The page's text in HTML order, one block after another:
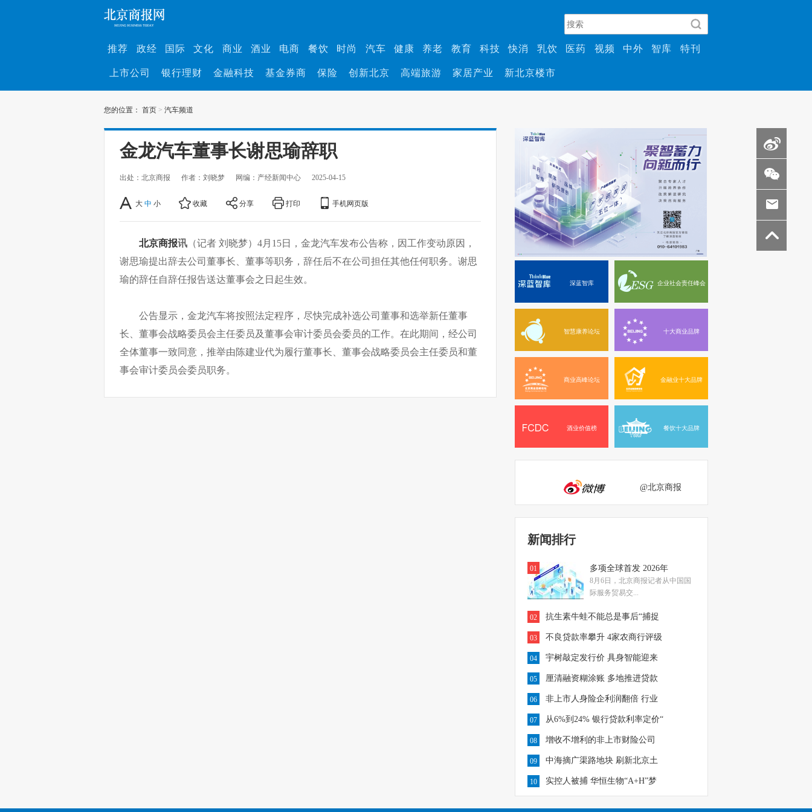
推荐 政经 国际 文化 商业 酒业 电商 餐饮 时尚 汽车 健康 养老 教育 科技 快消 乳饮 医药 视频 中外 智库 特刊
上市公司 银行理财 金融科技 基金券商 保险 创新北京 高端旅游 家居产业 新北京楼市
您的位置： 首页 > 汽车频道
金龙汽车董事长谢思瑜辞职
出处：北京商报 作者：刘晓梦 网编：产经新闻中心 2025-04-15
大 中 小 收藏 分享 打印 手机网页版
北京商报讯 （记者 刘晓梦）4月15日，金龙汽车发布公告称，因工作变动原因，
谢思瑜提出辞去公司董事长、董事等职务，辞任后不在公司担任其他任何职务。谢思
瑜的辞任自辞任报告送达董事会之日起生效。
公告显示，金龙汽车将按照法定程序，尽快完成补选公司董事和选举新任董事
长、董事会战略委员会主任委员及董事会审计委员会委员的工作。在此期间，经公司
全体董事一致同意，推举由陈建业代为履行董事长、董事会战略委员会主任委员和董
事会审计委员会委员职务。
深蓝智库 企业社会责任峰会
智慧康养论坛 十大商业品牌
商业高峰论坛 金融业十大品牌
酒业价值榜 餐饮十大品牌
@北京商报
新闻排行
01 多项全球首发 2026年
8月6日，北京商报记者从中国国
际服务贸易交...
02 抗生素牛蛙不能总是事后“捕捉
03 不良贷款率攀升 4家农商行评级
04 宇树敲定发行价 具身智能迎来
05 厘清融资糊涂账 多地推进贷款
06 非上市人身险企利润翻倍 行业
07 从6%到24% 银行贷款利率定价“
08 增收不增利的非上市财险公司
09 中海摘广渠路地块 刷新北京土
10 实控人被捕 华恒生物“A+H”梦